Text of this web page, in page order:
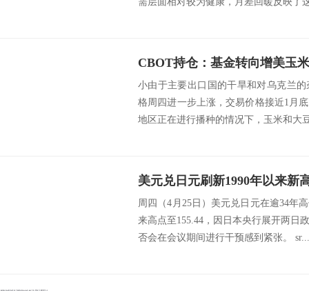
小由于主要出口国的干旱和对乌克兰
格周四进一步上涨，交易价格接近1月
地区正在进行播种的情况下，玉米和大
周四（4月25日）美元兑日元在逾34年
来高点至155.44，因日本央行展开两日
否会在会议期间进行干预感到紧张。 sr...